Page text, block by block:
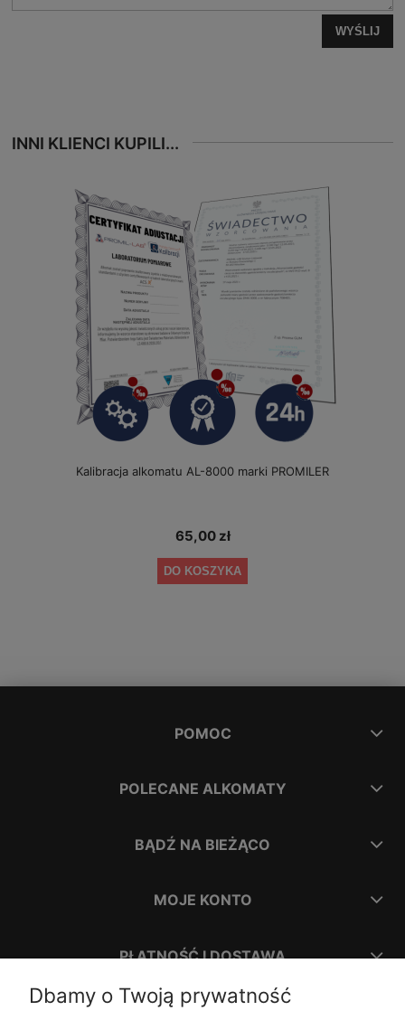
WYŚLIJ
INNI KLIENCI KUPILI...
Kalibracja alkomatu AL-8000 marki PROMILER
65,00 zł
DO KOSZYKA
POMOC
POLECANE ALKOMATY
BĄDŹ NA BIEŻĄCO
MOJE KONTO
PŁATNOŚĆ I DOSTAWA
INFORMACJE
Dbamy o Twoją prywatność